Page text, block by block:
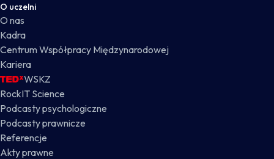
O uczelni
O nas
Kadra
Centrum Współpracy Międzynarodowej
Kariera
WSKZ
RockIT Science
Podcasty psychologiczne
Podcasty prawnicze
Referencje
Akty prawne